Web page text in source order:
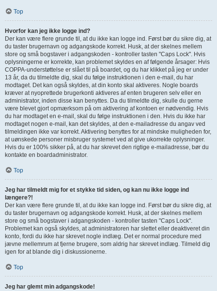
Top
Hvorfor kan jeg ikke logge ind?
Der kan være flere grunde til, at du ikke kan logge ind. Først bør du sikre dig, at
du taster brugernavn og adgangskode korrekt. Husk, at der skelnes mellem
store og små bogstaver i adgangskoden - kontroller tasten "Caps Lock". Hvis
oplysningerne er korrekte, kan problemet skyldes en af følgende årsager: Hvis
COPPA-understøttelse er slået til på boardet, og du har klikket på jeg er under
13 år, da du tilmeldte dig, skal du følge instruktionen i den e-mail, du har
modtaget. Det kan også skyldes, at din konto skal aktiveres. Nogle boards
kræver at nyoprettede brugerkonti aktiveres af enten brugeren selv eller en
administrator, inden disse kan benyttes. Da du tilmeldte dig, skulle du gerne
være blevet gjort opmærksom på om aktivering af kontoen er nødvendig. Hvis
du har modtaget en e-mail, skal du følge instruktionen i den. Hvis du ikke har
modtaget nogen e-mail, kan det skyldes, at den e-mailadresse du angav ved
tilmeldingen ikke var korrekt. Aktivering benyttes for at mindske muligheden for,
at uønskede personer misbruger systemet ved at give ukorrekte oplysninger.
Hvis du er 100% sikker på, at du har skrevet den rigtige e-mailadresse, bør du
kontakte en boardadministrator.
Top
Jeg har tilmeldt mig for et stykke tid siden, og kan nu ikke logge ind
længere?!
Der kan være flere grunde til, at du ikke kan logge ind. Først bør du sikre dig, at
du taster brugernavn og adgangskode korrekt. Husk, at der skelnes mellem
store og små bogstaver i adgangskoden - kontroller tasten "Caps Lock".
Problemet kan også skyldes, at administratoren har slettet eller deaktiveret din
konto, fordi du ikke har skrevet nogle indlæg. Det er normal procedure med
jævne mellemrum at fjerne brugere, som aldrig har skrevet indlæg. Tilmeld dig
igen for at blande dig i diskussionerne.
Top
Jeg har glemt min adgangskode!